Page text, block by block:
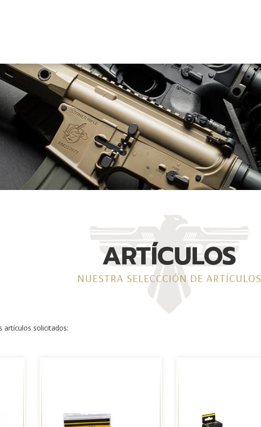
ARTÍCULOS
NUESTRA SELECCCIÓN DE ARTÍCULOS
artículos solicitados: